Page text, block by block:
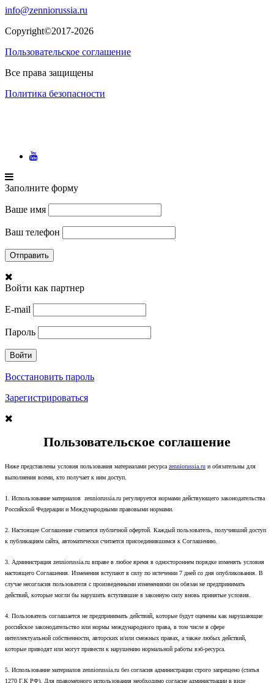
info@zenniorussia.ru
Copyright©2017-2026
Пользовательское соглашение
Все права защищены
Политика безопасности
Заполните форму
Ваше имя
Ваш телефон
Войти как партнер
E-mail
Пароль
Восстановить пароль
Зарегистрироваться
Пользовательское соглашение
Ниже представлены условия пользования материалами ресурса zenniorussia.ru и обязательны для
выполнения всеми, кто получает к ним доступ.
1. Использование материалов zenniorussia.ru регулируется нормами действующего законодательства
Российской Федерации и Международными правовыми нормами.
2. Настоящее Соглашение считается публичной офертой. Каждый пользователь, получивший доступ
к публикациям сайта, автоматически считается присоединившимся к Соглашению.
3. Администрация zenniorussia.ru вправе в любое время в одностороннем порядке изменять условия
настоящего Соглашения. Изменения вступают в силу по истечении 7 дней со дня опубликования. В
случае несогласия пользователя с произведенными изменениями он обязан не предпринимать
действий, которые могли бы нарушить вступившие в законную силу вновь принятые условия.
4. Пользователь соглашается не предпринимать действий, которые будут оценены как нарушающие
российское законодательство или нормы международного права, в том числе в сфере
интеллектуальной собственности, авторских и/или смежных правах, а также любых действий,
которые приводят или могут привести к нарушению нормальной работы вэб-ресурса.
5. Использование материалов zenniorussia.ru без согласия администрации строго запрещено (статья
1270 Г.К РФ). Для правомерного использования необходимо согласие администрации в виде